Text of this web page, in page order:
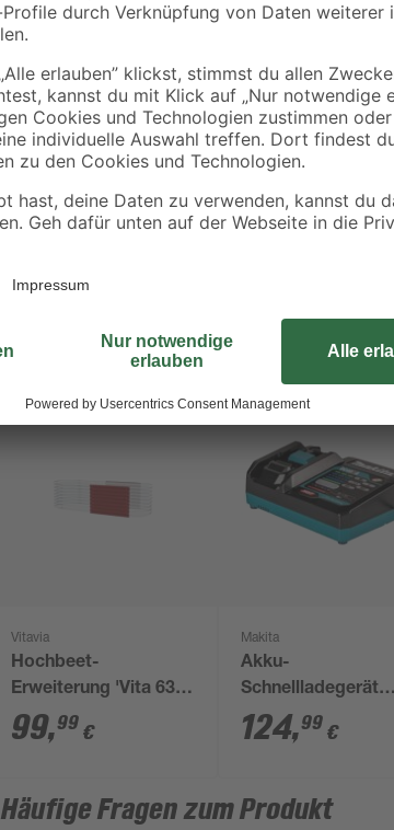
Vitavia
Hochbeet-
Erweiterung 'Vita 630
Stretched' 80 x 63 cm
rubinrot
99,99 €
Makita
Akku-
Schnellladegerät
'DC40RA XGT' 40 V
124,99 €
Häufige Fragen zum Produkt